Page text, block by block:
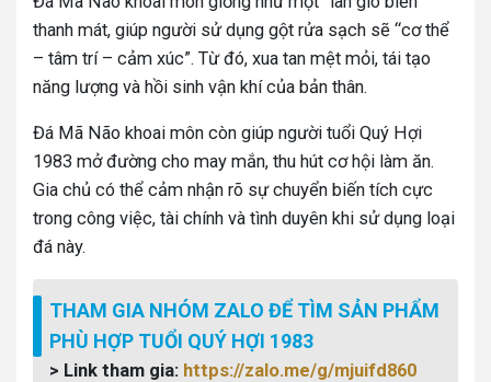
thanh mát, giúp người sử dụng gột rửa sạch sẽ “cơ thể
– tâm trí – cảm xúc”. Từ đó, xua tan mệt mỏi, tái tạo
năng lượng và hồi sinh vận khí của bản thân.
Đá Mã Não khoai môn còn giúp người tuổi Quý Hợi
1983 mở đường cho may mắn, thu hút cơ hội làm ăn.
Gia chủ có thể cảm nhận rõ sự chuyển biến tích cực
trong công việc, tài chính và tình duyên khi sử dụng loại
đá này.
THAM GIA NHÓM ZALO ĐỂ TÌM SẢN PHẨM
PHÙ HỢP TUỔI QUÝ HỢI 1983
> Link tham gia: https://zalo.me/g/mjuifd860